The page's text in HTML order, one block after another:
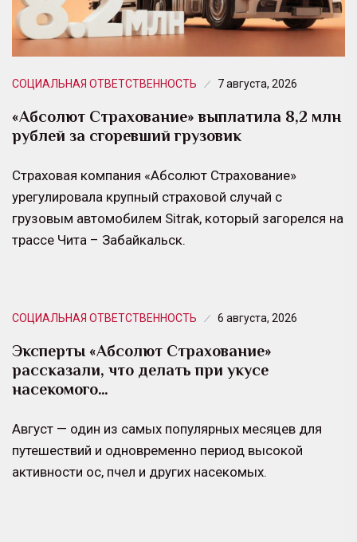
СОЦИАЛЬНАЯ ОТВЕТСТВЕННОСТЬ 7 августа, 2026
«Абсолют Страхование» выплатила 8,2 млн
рублей за сгоревший грузовик
Страховая компания «Абсолют Страхование»
урегулировала крупный страховой случай с
грузовым автомобилем Sitrak, который загорелся на
трассе Чита – Забайкальск.
СОЦИАЛЬНАЯ ОТВЕТСТВЕННОСТЬ 6 августа, 2026
Эксперты «Абсолют Страхование»
рассказали, что делать при укусе
насекомого…
Август — один из самых популярных месяцев для
путешествий и одновременно период высокой
активности ос, пчел и других насекомых.